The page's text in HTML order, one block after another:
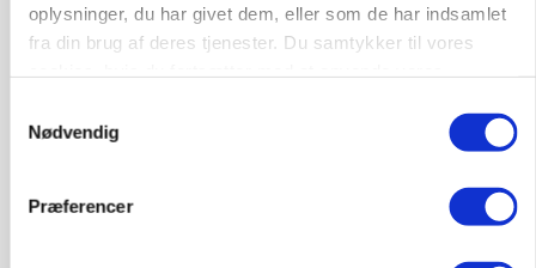
oplysninger, du har givet dem, eller som de har indsamlet
fra din brug af deres tjenester. Du samtykker til vores
Nødvendig
Præferencer
Svineproducenter kalder Danish Crowns pris en
MASKINER
Forserie til selvkørende skårlægger afprøves i år